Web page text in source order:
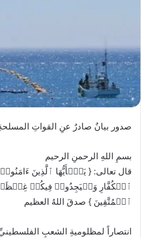
صدور بيانٌ صادرٌ عنِ القواتِ المسلحةِ
بسمِ اللهِ الرحمنِ الرحيم
قال تعالى: { یَـٰۤأَیُّهَا ٱلَّذِینَ
ٱلۡكُفَّارِ وَلۡیَجِدُوا۟ فِیكُمۡ
ٱلۡمُتَّقِینَ } صدقَ اللهُ العظيم
انتصاراً لمظلوميةِ الشعبِ